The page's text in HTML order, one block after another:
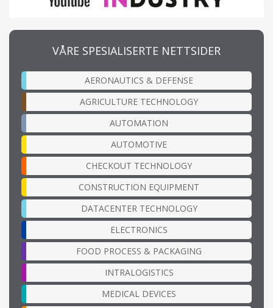
VÅRE SPESIALISERTE NETTSIDER
AERONAUTICS & DEFENSE
AGRICULTURE TECHNOLOGY
AUTOMATION
AUTOMOTIVE
CHECKOUT TECHNOLOGY
CONSTRUCTION EQUIPMENT
DATACENTER TECHNOLOGY
ELECTRONICS
FOOD PROCESS & PACKAGING
INTRALOGISTICS
MEDICAL DEVICES